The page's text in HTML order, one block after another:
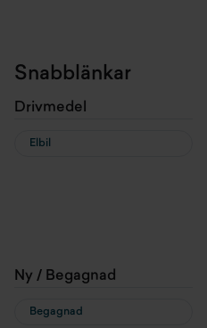
Snabblänkar
Drivmedel
Elbil
Ny / Begagnad
Begagnad